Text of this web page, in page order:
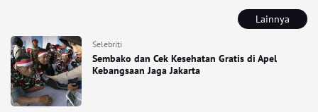
Lainnya
Selebriti
Sembako dan Cek Kesehatan Gratis di Apel
Kebangsaan Jaga Jakarta